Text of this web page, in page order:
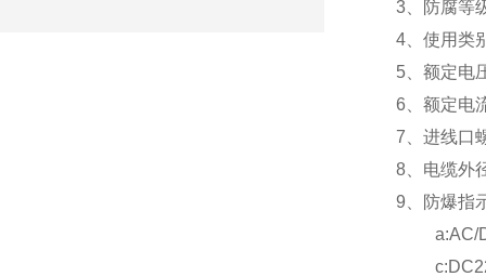
3、防腐等
4、使用类
5、额定电
6 、额定电
7 、进线口
8、电缆外
9、防爆指
a:AC/